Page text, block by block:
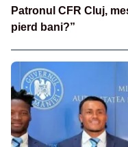
Patronul CFR Cluj,
pierd bani?”